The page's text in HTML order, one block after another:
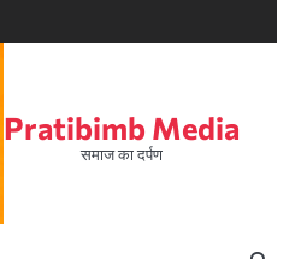
Pratibimb Media
समाज का दर्पण